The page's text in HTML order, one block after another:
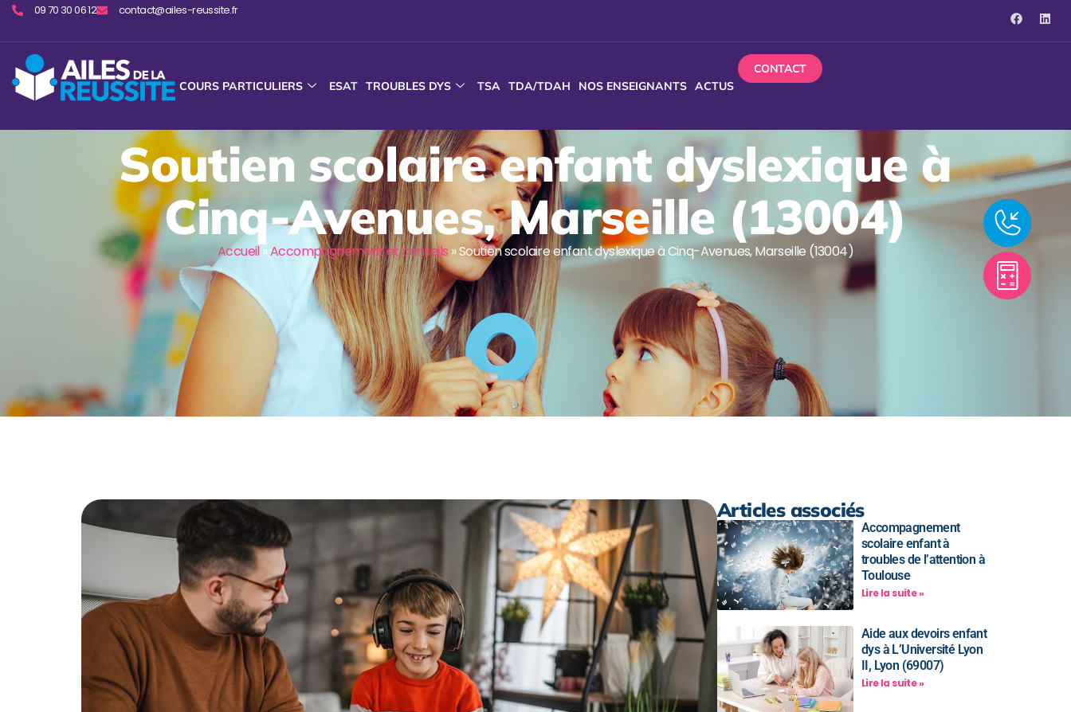
09 70 30 06 12 contact@ailes-reussite.fr
COURS PARTICULIERS ESAT TROUBLES DYS TSA TDA/TDAH NOS ENSEIGNANTS ACTUS
CONTACT
Soutien scolaire enfant dyslexique à
Cinq-Avenues, Marseille (13004)
Accueil»Accompagnement et conseils »Soutien scolaire enfant dyslexique à Cinq-Avenues, Marseille (13004)
Articles associés
Accompagnement
scolaire enfant à
troubles de l’attention à
Toulouse
Lire la suite »
Aide aux devoirs enfant
dys à L’Université Lyon
II, Lyon (69007)
Lire la suite »